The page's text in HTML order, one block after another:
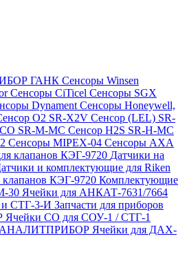
ГАНК Сенсоры Winsen
Сенсоры CiTicel Сенсоры SGX
Dynament Сенсоры Honeywell,
O2 SR-X2V Сенсор (LEL) SR-
SR-M-MC Сенсор H2S SR-H-MC
Сенсоры MIPEX-04 Сенсоры АХА
клапанов КЭГ-9720 Датчики на
и комплектующие для Riken
КЭГ-9720 Комплектующие
30 Ячейки для АНКАТ-7631/7664
и СТГ-3-И Запчасти для приборов
Ячейки CO для СОУ-1 / СТГ-1
АНАЛИТПРИБОР Ячейки для ДАХ-